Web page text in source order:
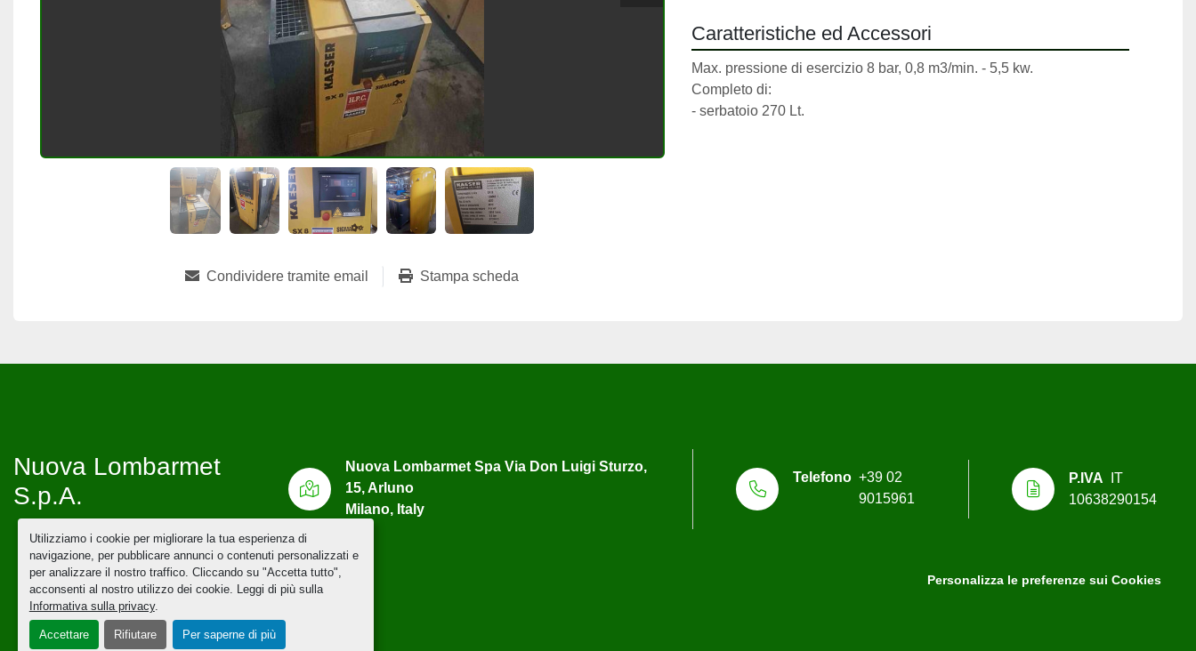
Utilizziamo i cookie per migliorare la tua esperienza di
navigazione, per pubblicare annunci o contenuti personalizzati e
per analizzare il nostro traffico. Cliccando su "Accetta tutto",
acconsenti al nostro utilizzo dei cookie. Leggi di più sulla
Informativa sulla privacy.
Accettare Rifiutare Per saperne di più
Condividere tramite email Stampa scheda
Caratteristiche ed Accessori
Max. pressione di esercizio 8 bar, 0,8 m3/min. - 5,5 kw.
Completo di:
- serbatoio 270 Lt.
Nuova Lombarmet
S.p.A.
Nuova Lombarmet Spa Via Don Luigi Sturzo,
15, Arluno
Milano, Italy
Telefono +39 02
9015961
P.IVA
IT
10638290154
Personalizza le preferenze sui Cookies